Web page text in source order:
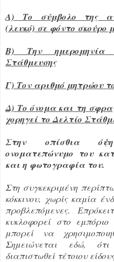
Α) Το σύμβολο της
(λευκό) σε φόντο σκούρο
Β) Την ημερομηνία
Στάθμευσης
Γ) Τον αριθμό μητρώου
Δ) Το όνομα και τη
χορηγεί το Δελτίο
Στην οπίσθια
ονοματεπώνυμο του
και η φωτογραφία του.
Στη συγκεκριμένη
κόκκινου, χωρίς καμία
προβλεπόμενες.
κυκλοφορεί στο
μπορεί να
Σημειώνεται εδώ,
διαπιστωθεί τέτοιου